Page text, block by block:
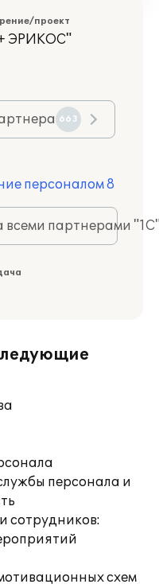
проект
ЭРИКОС"
663
персоналом 8
всеми партнерами
персонала и
сотрудников:
схем